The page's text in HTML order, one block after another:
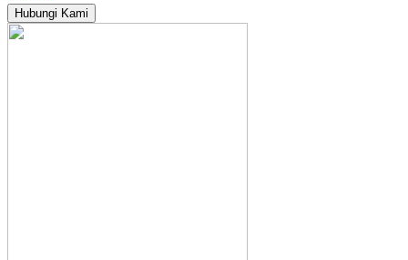
Hubungi Kami